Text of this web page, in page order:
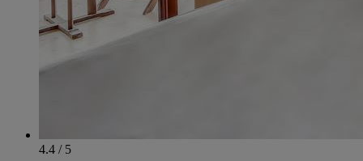
4.4 / 5